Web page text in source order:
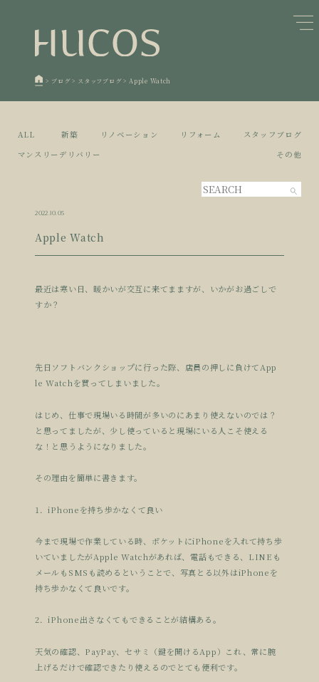
日本森林と循環
欧州住宅の文化と日本の現在地
廃棄物について知る
5 空き家とリノベーション
1 蓄熱するパッシブデザイン
2 自然素材の温もりと快適性を実現
活かすリノベーション
> ブログ> スタッフブログ> Apple Watch
ALL 新築 リノベーション リフォーム
スタッフブログ
マンスリーデリバリー
その他
2022.10.05
Apple Watch
最近は寒い日、暖かいが交互に来てまますが、いかがお過ごしで
すか？
先日ソフトバンクショップに行った際、店員の押しに負けてApp
le Watchを買ってしまいました。
はじめ、仕事で現場いる時間が多いのにあまり使えないのでは？
と思ってましたが、少し使っていると現場にいる人こそ使える
な！ と思うようになりました。
その理由を簡単に書きます。
1．iPhoneを持ち歩かなくて良い
今まで現場で作業している時、ポケットにiPhoneを入れて持ち歩
いていましたがApple Watchがあれば、電話もできる、LINEも
メールもSMSも 読めるということで、写真とる以外はiPhoneを
持ち歩かなくて良いです。
2．iPhone出さなくてもできることが結構ある。
天気の確認、PayPay、セサミ（鍵を開けるApp）これ、 常に腕
上げるだけで確認できたり使えるのでとても便利です。